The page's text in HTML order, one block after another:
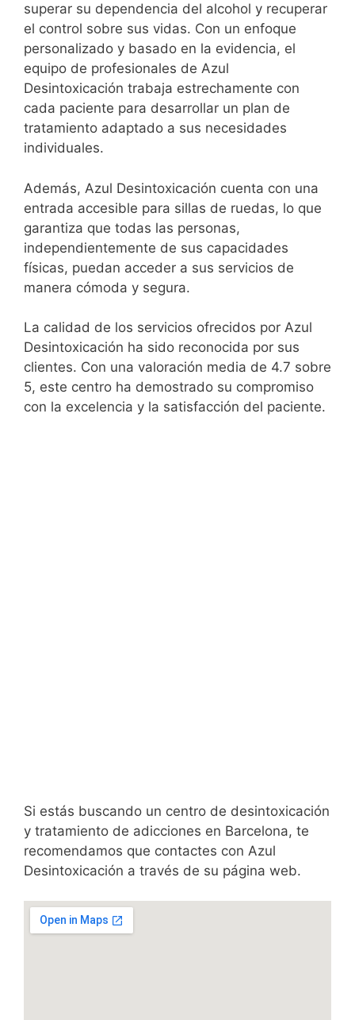
superar su dependencia del alcohol y recuperar
el control sobre sus vidas. Con un enfoque
personalizado y basado en la evidencia, el
equipo de profesionales de Azul
Desintoxicación trabaja estrechamente con
cada paciente para desarrollar un plan de
tratamiento adaptado a sus necesidades
individuales.
Además, Azul Desintoxicación cuenta con una
entrada accesible para sillas de ruedas, lo que
garantiza que todas las personas,
independientemente de sus capacidades
físicas, puedan acceder a sus servicios de
manera cómoda y segura.
La calidad de los servicios ofrecidos por Azul
Desintoxicación ha sido reconocida por sus
clientes. Con una valoración media de 4.7 sobre
5, este centro ha demostrado su compromiso
con la excelencia y la satisfacción del paciente.
Si estás buscando un centro de desintoxicación
y tratamiento de adicciones en Barcelona, te
recomendamos que contactes con Azul
Desintoxicación a través de su página web.